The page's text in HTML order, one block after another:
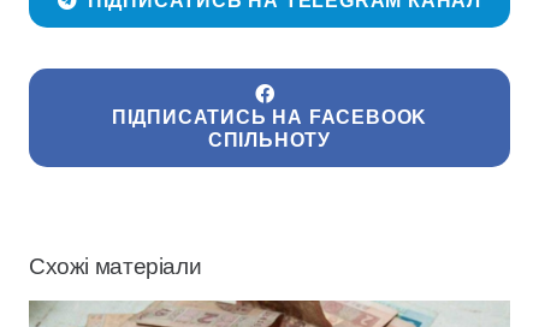
ПІДПИСАТИСЬ НА FACEBOOK
СПІЛЬНОТУ
Схожі матеріали